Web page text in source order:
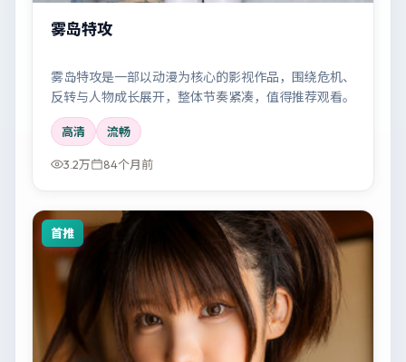
雾岛特攻
雾岛特攻是一部以动漫为核心的影视作品，围绕危机、
反转与人物成长展开，整体节奏紧凑，值得推荐观看。
高清 流畅
3.2万 84个月前
首推